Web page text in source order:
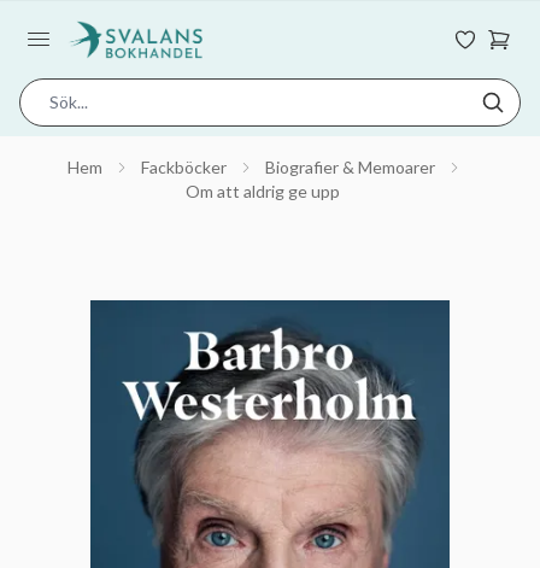
Hem Fackböcker
Biografier & Memoarer
Om att aldrig ge upp